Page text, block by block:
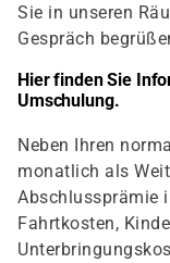
Sie in unseren
Gespräch
Hier finden Sie
Umschulung.
Neben Ihren
monatlich als
Abschlussprämie
Fahrtkosten,